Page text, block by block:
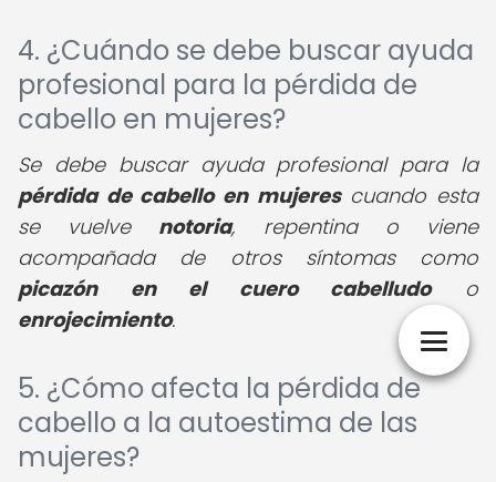
4. ¿Cuándo se debe buscar ayuda
profesional para la pérdida de
cabello en mujeres?
Se debe buscar ayuda profesional para la
pérdida de cabello en mujerescuando esta
se vuelve notoria, repentina o viene
acompañada de otros síntomas como
picazón en el cuero cabelludoo
enrojecimiento.
5. ¿Cómo afecta la pérdida de
cabello a la autoestima de las
mujeres?